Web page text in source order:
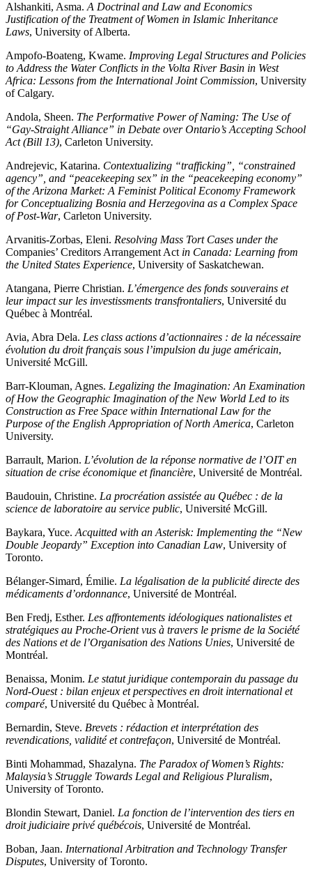
Alshankiti, Asma. A Doctrinal and Law and Economics
Justification of the Treatment of Women in Islamic Inheritance
Laws, University of Alberta.
Ampofo-Boateng, Kwame. Improving Legal Structures and Policies
to Address the Water Conflicts in the Volta River Basin in West
Africa: Lessons from the International Joint Commission, University
of Calgary.
Andola, Sheen. The Performative Power of Naming: The Use of
“Gay-Straight Alliance” in Debate over Ontario’s Accepting School
Act (Bill 13), Carleton University.
Andrejevic, Katarina. Contextualizing “trafficking”, “constrained
agency”, and “peacekeeping sex” in the “peacekeeping economy”
of the Arizona Market: A Feminist Political Economy Framework
for Conceptualizing Bosnia and Herzegovina as a Complex Space
of Post-War, Carleton University.
Arvanitis-Zorbas, Eleni. Resolving Mass Tort Cases under the
Companies’ Creditors Arrangement Act in Canada: Learning from
the United States Experience, University of Saskatchewan.
Atangana, Pierre Christian. L’émergence des fonds souverains et
leur impact sur les investissments transfrontaliers, Université du
Québec à Montréal.
Avia, Abra Dela. Les class actions d’actionnaires : de la nécessaire
évolution du droit français sous l’impulsion du juge américain,
Université McGill.
Barr-Klouman, Agnes. Legalizing the Imagination: An Examination
of How the Geographic Imagination of the New World Led to its
Construction as Free Space within International Law for the
Purpose of the English Appropriation of North America, Carleton
University.
Barrault, Marion. L’évolution de la réponse normative de l’OIT en
situation de crise économique et financière, Université de Montréal.
Baudouin, Christine. La procréation assistée au Québec : de la
science de laboratoire au service public, Université McGill.
Baykara, Yuce. Acquitted with an Asterisk: Implementing the “New
Double Jeopardy” Exception into Canadian Law, University of
Toronto.
Bélanger-Simard, Émilie. La légalisation de la publicité directe des
médicaments d’ordonnance, Université de Montréal.
Ben Fredj, Esther. Les affrontements idéologiques nationalistes et
stratégiques au Proche-Orient vus à travers le prisme de la Société
des Nations et de l’Organisation des Nations Unies, Université de
Montréal.
Benaissa, Monim. Le statut juridique contemporain du passage du
Nord-Ouest : bilan enjeux et perspectives en droit international et
comparé, Université du Québec à Montréal.
Bernardin, Steve. Brevets : rédaction et interprétation des
revendications, validité et contrefaçon, Université de Montréal.
Binti Mohammad, Shazalyna. The Paradox of Women’s Rights:
Malaysia’s Struggle Towards Legal and Religious Pluralism,
University of Toronto.
Blondin Stewart, Daniel. La fonction de l’intervention des tiers en
droit judiciaire privé québécois, Université de Montréal.
Boban, Jaan. International Arbitration and Technology Transfer
Disputes, University of Toronto.